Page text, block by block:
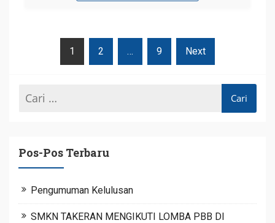
Navigasi
1 2 … 9 Next
Pos-Pos Terbaru
Pengumuman Kelulusan
SMKN TAKERAN MENGIKUTI LOMBA PBB DI